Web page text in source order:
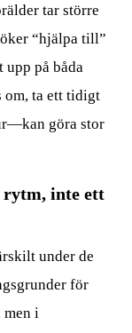
tar större
“hjälpa till”
upp på båda
ta ett tidigt
göra stor
rytm, inte ett
under de
för
men i